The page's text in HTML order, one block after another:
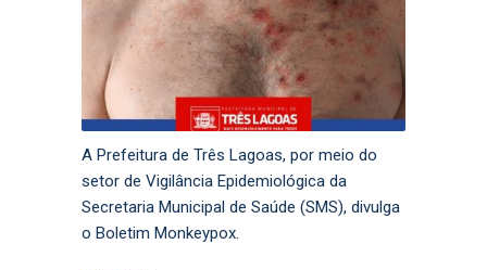
A Prefeitura de Três Lagoas, por meio do
setor de Vigilância Epidemiológica da
Secretaria Municipal de Saúde (SMS), divulga
o Boletim Monkeypox.